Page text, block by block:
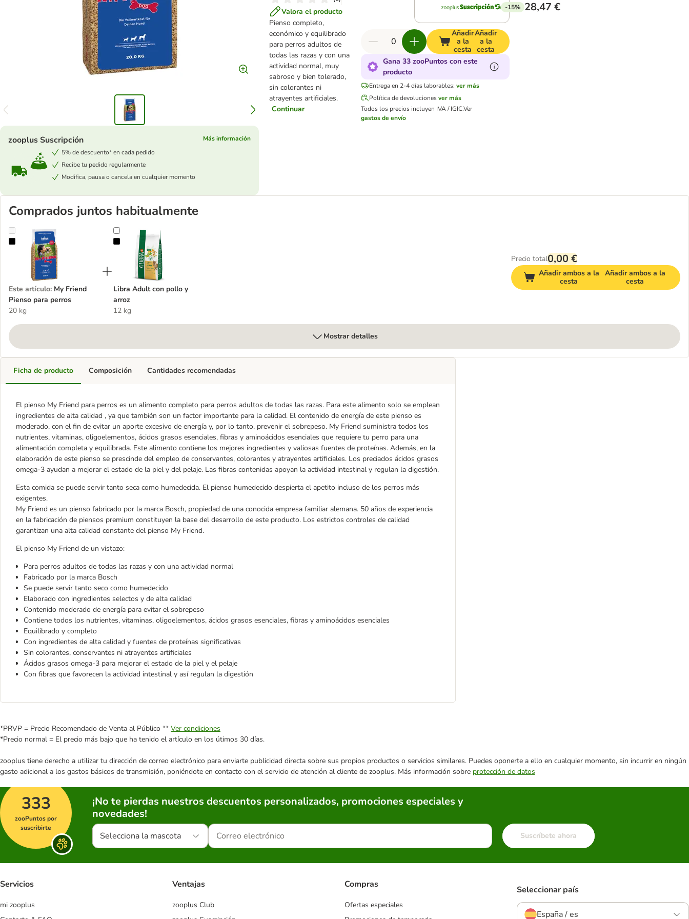
Valora el producto
Pienso completo,
económico y equilibrado
para perros adultos de
todas las razas y con una
actividad normal, muy
sabroso y bien tolerado,
sin colorantes ni
atrayentes artificiales.
Continuar
zooplus Suscripción
Más información
5% de descuento* en cada pedido
Recibe tu pedido regularmente
Modifica, pausa o cancela en cualquier momento
-15% 28,47 €
Añadir
a la
cesta
Añadir
a la
cesta
Gana 33 zooPuntos con este
producto
Entrega en 2-4 días laborables: ver más
Política de devolucionesver más
Todos los precios incluyen IVA / IGIC.Ver
gastos de envío
Comprados juntos habitualmente
My Friend Pienso para perros
Este artículo: My Friend
Pienso para perros
20 kg
Libra Adult con pollo y arroz
Libra Adult con pollo y
arroz
12 kg
Precio total0,00 €
Añadir ambos a la
cesta
Añadir ambos a la
cesta
Mostrar detalles
Ficha de producto
El pienso My Friend para perros es un alimento completo para perros adultos de todas las razas. Para este alimento solo se emplean
ingredientes de alta calidad , ya que también son un factor importante para la calidad. El contenido de energía de este pienso es
moderado, con el fin de evitar un aporte excesivo de energía y, por lo tanto, prevenir el sobrepeso. My Friend suministra todos los
nutrientes, vitaminas, oligoelementos, ácidos grasos esenciales, fibras y aminoácidos esenciales que requiere tu perro para una
alimentación completa y equilibrada. Este alimento contiene los mejores ingredientes y valiosas fuentes de proteínas. Además, en la
elaboración de este pienso se prescinde del empleo de conservantes, colorantes y atrayentes artificiales. Los preciados ácidos grasos
omega-3 ayudan a mejorar el estado de la piel y del pelaje. Las fibras contenidas apoyan la actividad intestinal y regulan la digestión.
Esta comida se puede servir tanto seca como humedecida. El pienso humedecido despierta el apetito incluso de los perros más
exigentes.
My Friend es un pienso fabricado por la marca Bosch, propiedad de una conocida empresa familiar alemana. 50 años de experiencia
en la fabricación de piensos premium constituyen la base del desarrollo de este producto. Los estrictos controles de calidad
garantizan una alta calidad constante del pienso My Friend.
El pienso My Friend de un vistazo:
Para perros adultos de todas las razas y con una actividad normal
Fabricado por la marca Bosch
Se puede servir tanto seco como humedecido
Elaborado con ingredientes selectos y de alta calidad
Contenido moderado de energía para evitar el sobrepeso
Contiene todos los nutrientes, vitaminas, oligoelementos, ácidos grasos esenciales, fibras y aminoácidos esenciales
Equilibrado y completo
Con ingredientes de alta calidad y fuentes de proteínas significativas
Sin colorantes, conservantes ni atrayentes artificiales
Ácidos grasos omega-3 para mejorar el estado de la piel y el pelaje
Con fibras que favorecen la actividad intestinal y así regulan la digestión
Composición Cantidades recomendadas
*PRVP = Precio Recomendado de Venta al Público ** Ver condiciones
*Precio normal = El precio más bajo que ha tenido el artículo en los útimos 30 días.
zooplus tiene derecho a utilizar tu dirección de correo electrónico para enviarte publicidad directa sobre sus propios productos o servicios similares. Puedes oponerte a ello en cualquier momento, sin incurrir en ningún
gasto adicional a los gastos básicos de transmisión, poniéndote en contacto con el servicio de atención al cliente de zooplus. Más información sobre protección de datos
333
zooPuntos por
suscribirte
¡No te pierdas nuestros descuentos personalizados, promociones especiales y
novedades!
Selecciona la mascota Suscríbete ahora
Servicios
mi zooplus
Ventajas
zooplus Club
Compras
Ofertas especiales
Seleccionar país
España / es